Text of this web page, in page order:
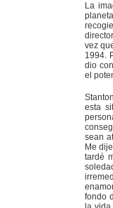
La
vez
1994.
dio
el
esta
sean
Me
tardé
fondo